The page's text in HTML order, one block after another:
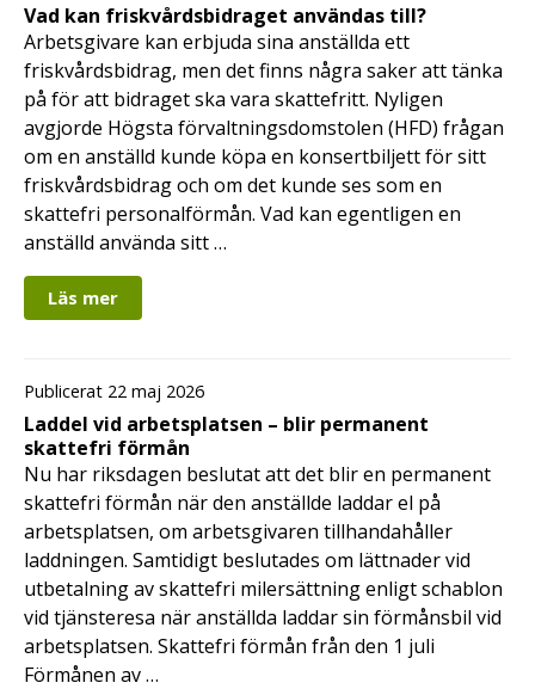
Vad kan friskvårdsbidraget användas till?
Arbetsgivare kan erbjuda sina anställda ett
friskvårdsbidrag, men det finns några saker att tänka
på för att bidraget ska vara skattefritt. Nyligen
avgjorde Högsta förvaltningsdomstolen (HFD) frågan
om en anställd kunde köpa en konsertbiljett för sitt
friskvårdsbidrag och om det kunde ses som en
skattefri personalförmån. Vad kan egentligen en
anställd använda sitt …
Läs mer
Publicerat 22 maj 2026
Laddel vid arbetsplatsen – blir permanent
skattefri förmån
Nu har riksdagen beslutat att det blir en permanent
skattefri förmån när den anställde laddar el på
arbetsplatsen, om arbetsgivaren tillhandahåller
laddningen. Samtidigt beslutades om lättnader vid
utbetalning av skattefri milersättning enligt schablon
vid tjänsteresa när anställda laddar sin förmånsbil vid
arbetsplatsen. Skattefri förmån från den 1 juli
Förmånen av …